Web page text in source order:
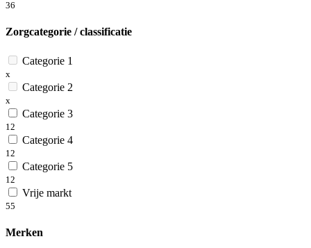
36
Zorgcategorie / classificatie
Categorie 1
x
Categorie 2
x
Categorie 3
12
Categorie 4
12
Categorie 5
12
Vrije markt
55
Merken